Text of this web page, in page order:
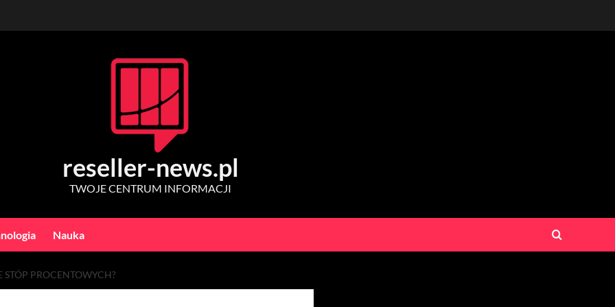
reseller-news.pl
TWOJE CENTRUM INFORMACJI
Nauka
PROCENTOWYCH?